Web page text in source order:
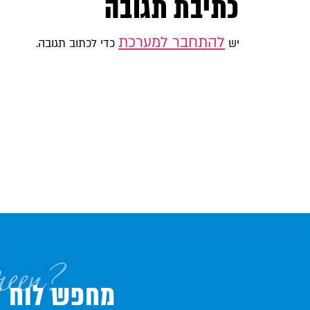
יש להתחבר למערכת כדי לכתוב תגובה.
מחפש לוח